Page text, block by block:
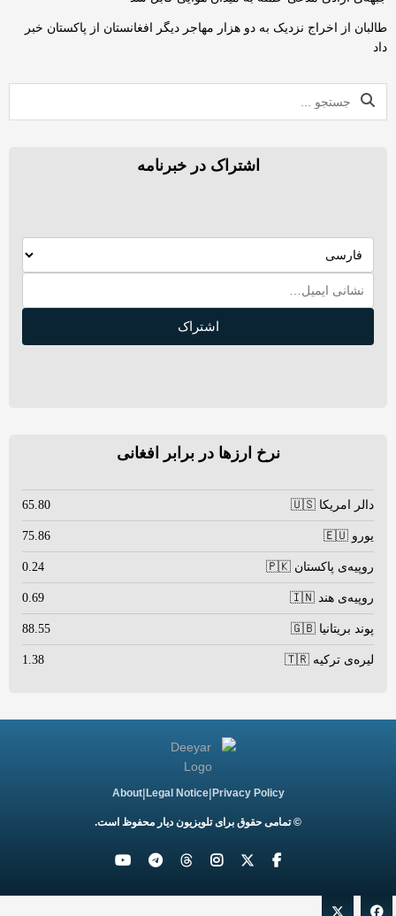
طالبان از اخراج نزدیک به دو هزار مهاجر دیگر افغانستان از پاکستان خبر
داد
اشتراک در خبرنامه
اشتراک
نرخ ارزها در برابر افغانی
دالر امریکا 🇺🇸 65.80
یورو 🇪🇺 75.86
روپیه‌ی پاکستان 🇵🇰 0.24
روپیه‌ی هند 🇮🇳 0.69
پوند بریتانیا 🇬🇧 88.55
لیره‌ی ترکیه 🇹🇷 1.38
Privacy Policy
|
Legal Notice
|
About
© تمامی حقوق برای تلویزیون دیار محفوظ است.